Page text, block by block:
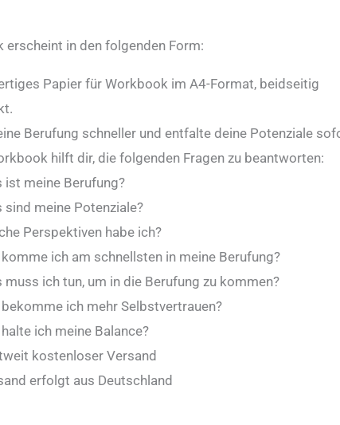
erscheint in den folgenden Form:
Papier für Workbook im A4-Format, beidseitig
Berufung schneller und entfalte deine Potenziale
hilft dir, die folgenden Fragen zu beantworten:
ist meine Berufung?
sind meine Potenziale?
Perspektiven habe ich?
ich am schnellsten in meine Berufung?
muss ich tun, um in die Berufung zu kommen?
ich mehr Selbstvertrauen?
ich meine Balance?
kostenloser Versand
erfolgt aus Deutschland